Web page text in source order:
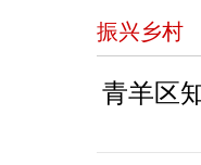
振兴乡村
青羊区